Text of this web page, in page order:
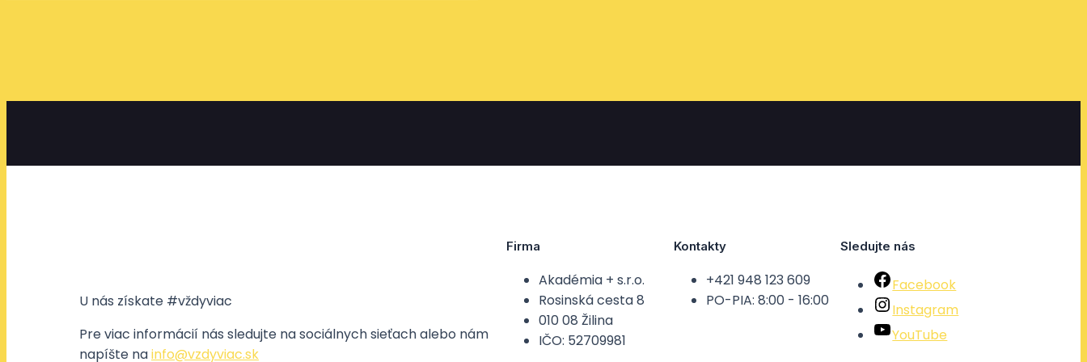
U nás získate #vždyviac
Pre viac informácií nás sledujte na sociálnych sieťach alebo nám
napíšte nainfo@vzdyviac.sk
Firma
Akadémia + s.r.o.
Rosinská cesta 8
010 08 Žilina
IČO: 52709981
Kontakty
+421 948 123 609
PO-PIA: 8:00 - 16:00
Sledujte nás
Facebook
Instagram
YouTube